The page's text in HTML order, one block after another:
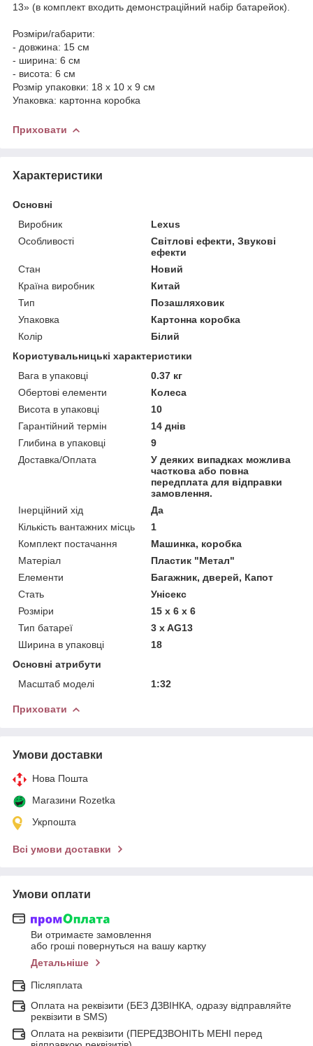
13» (в комплект входить демонстраційний набір батарейок).
Розміри/габарити:
- довжина: 15 см
- ширина: 6 см
- висота: 6 см
Розмір упаковки: 18 х 10 х 9 см
Упаковка: картонна коробка
Приховати
Характеристики
Основні
Виробник
Lexus
Особливості
Світлові ефекти, Звукові
ефекти
Стан
Новий
Країна виробник
Китай
Тип
Позашляховик
Упаковка
Картонна коробка
Колір
Білий
Користувальницькі характеристики
Вага в упаковці
0.37 кг
Обертові елементи
Колеса
Висота в упаковці
10
Гарантійний термін
14 днів
Глибина в упаковці
9
Доставка/Оплата
У деяких випадках можлива
часткова або повна
передплата для відправки
замовлення.
Інерційний хід
Да
Кількість вантажних місць
1
Комплект постачання
Машинка, коробка
Матеріал
Пластик "Метал"
Елементи
Багажник, дверей, Капот
Стать
Унісекс
Розміри
15 х 6 х 6
Тип батареї
3 x AG13
Ширина в упаковці
18
Основні атрибути
Масштаб моделі
1:32
Приховати
Умови доставки
Нова Пошта
Магазини Rozetka
Укрпошта
Всі умови доставки
Умови оплати
Ви отримаєте замовлення
або гроші повернуться на вашу картку
Детальніше
Післяплата
Оплата на реквізити (БЕЗ ДЗВІНКА, одразу відправляйте
реквізити в SMS)
Оплата на реквізити (ПЕРЕДЗВОНІТЬ МЕНІ перед